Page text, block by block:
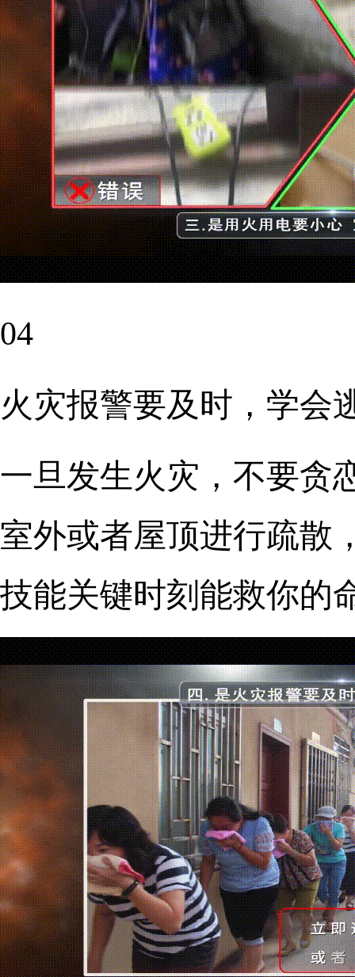
04
火灾报警要及时，学会
一旦发生火灾，不要贪
室外或者屋顶进行疏散
技能关键时刻能救你的